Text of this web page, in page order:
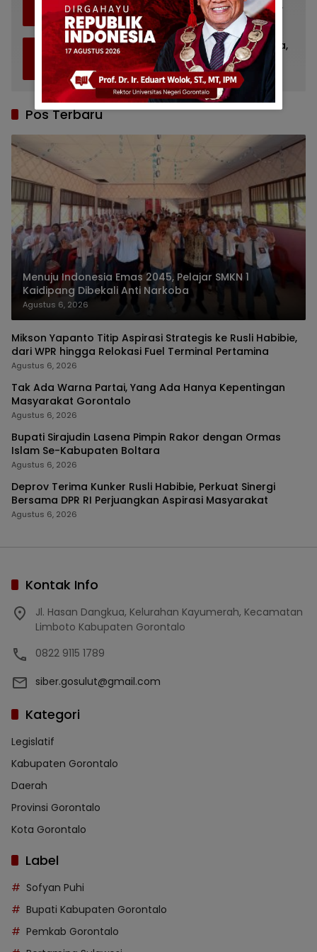
Baiturrahman Limboto, Kirim Doa untuk
Almarhum Rachmat Gobel
Juli 14, 2026 1107
5
Bupati Gorontalo Ziarah ke TMP Kalibata,
Ingat Sosok Rachmat Gobel
Juli 11, 2026 846
Pos Terbaru
Menuju Indonesia Emas 2045, Pelajar SMKN 1
Kaidipang Dibekali Anti Narkoba
Agustus 6, 2026
Mikson Yapanto Titip Aspirasi Strategis ke Rusli Habibie,
dari WPR hingga Relokasi Fuel Terminal Pertamina
Agustus 6, 2026
Tak Ada Warna Partai, Yang Ada Hanya Kepentingan
Masyarakat Gorontalo
Agustus 6, 2026
Bupati Sirajudin Lasena Pimpin Rakor dengan Ormas
Islam Se-Kabupaten Boltara
Agustus 6, 2026
Deprov Terima Kunker Rusli Habibie, Perkuat Sinergi
Bersama DPR RI Perjuangkan Aspirasi Masyarakat
Agustus 6, 2026
Kontak Info
Jl. Hasan Dangkua, Kelurahan Kayumerah, Kecamatan
Limboto Kabupaten Gorontalo
0822 9115 1789
siber.gosulut@gmail.com
Kategori
Legislatif
Kabupaten Gorontalo
Daerah
Provinsi Gorontalo
Kota Gorontalo
Label
Sofyan Puhi
Bupati Kabupaten Gorontalo
Pemkab Gorontalo